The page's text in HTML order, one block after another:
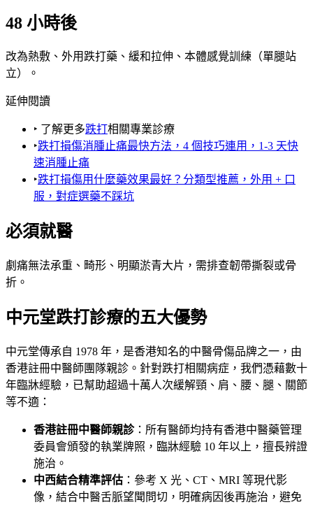
48 小時後
改為熱敷、外用跌打藥、緩和拉伸、本體感覺訓練（單腿站
立）。
延伸閱讀
‣ 了解更多跌打相關專業診療
‣跌打損傷消腫止痛最快方法，4 個技巧連用，1-3 天快
速消腫止痛
‣跌打損傷用什麼藥效果最好？分類型推薦，外用 + 口
服，對症選藥不踩坑
必須就醫
劇痛無法承重、畸形、明顯淤青大片，需排查韌帶撕裂或骨
折。
中元堂跌打診療的五大優勢
中元堂傳承自 1978 年，是香港知名的中醫骨傷品牌之一，由
香港註冊中醫師團隊親診。針對跌打相關病症，我們憑藉數十
年臨牀經驗，已幫助超過十萬人次緩解頸、肩、腰、腿、關節
等不適：
香港註冊中醫師親診：所有醫師均持有香港中醫藥管理
委員會頒發的執業牌照，臨牀經驗 10 年以上，擅長辨證
施治。
中西結合精準評估 ：參考 X 光、CT、MRI 等現代影
像，結合中醫舌脈望聞問切，明確病因後再施治，避免